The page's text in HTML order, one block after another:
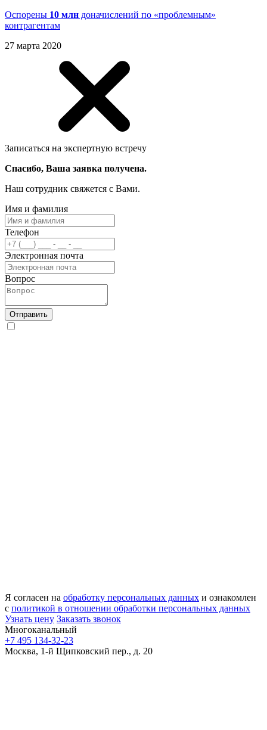
Оспорены 10 млн доначислений по «проблемным»
контрагентам
27 марта 2020
Записаться на экспертную встречу
Спасибо, Ваша заявка получена.
Наш сотрудник свяжется с Вами.
Имя и фамилия
Телефон
Электронная почта
Вопрос
Отправить
Я согласен на обработку персональных данных и ознакомлен
с политикой в отношении обработки персональных данных
Узнать цену Заказать звонок
Многоканальный
+7 495 134-32-23
Москва, 1-й Щипковский пер., д. 20